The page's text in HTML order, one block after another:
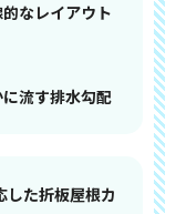
なレイアウト
流す排水勾配
た折板屋根カ